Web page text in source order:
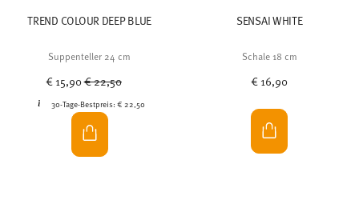
TREND COLOUR DEEP BLUE
Suppenteller 24 cm
€ 15,90Price reduced from
€ 22,50
30-Tage-Bestpreis:€ 22,50
SENSAI WHITE
Schale 18 cm
€ 16,90